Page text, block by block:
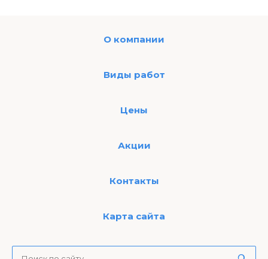
О компании
Виды работ
Цены
Акции
Контакты
Карта сайта